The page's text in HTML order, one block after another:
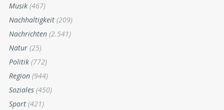
Musik (467)
Nachhaltigkeit (209)
Nachrichten (2.541)
Natur (25)
Politik (772)
Region (944)
Soziales (450)
Sport (421)